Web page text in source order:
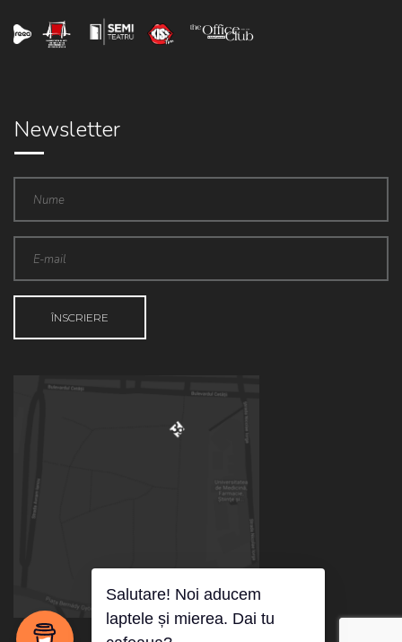
Newsletter
Salutare! Noi aducem
laptele și mierea. Dai tu